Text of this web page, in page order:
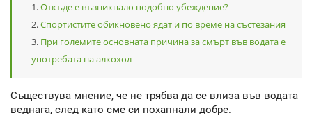
Откъде е възникнало подобно убеждение?
Спортистите обикновено ядат и по време на състезания
При големите основната причина за смърт във водата е
употребата на алкохол
Съществува мнение, че не трябва да се влиза във водата
веднага, след като сме си похапнали добре.